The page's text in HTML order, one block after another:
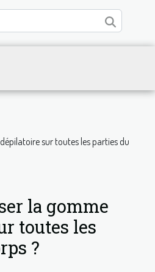
sur toutes les parties du
la gomme
toutes les
?